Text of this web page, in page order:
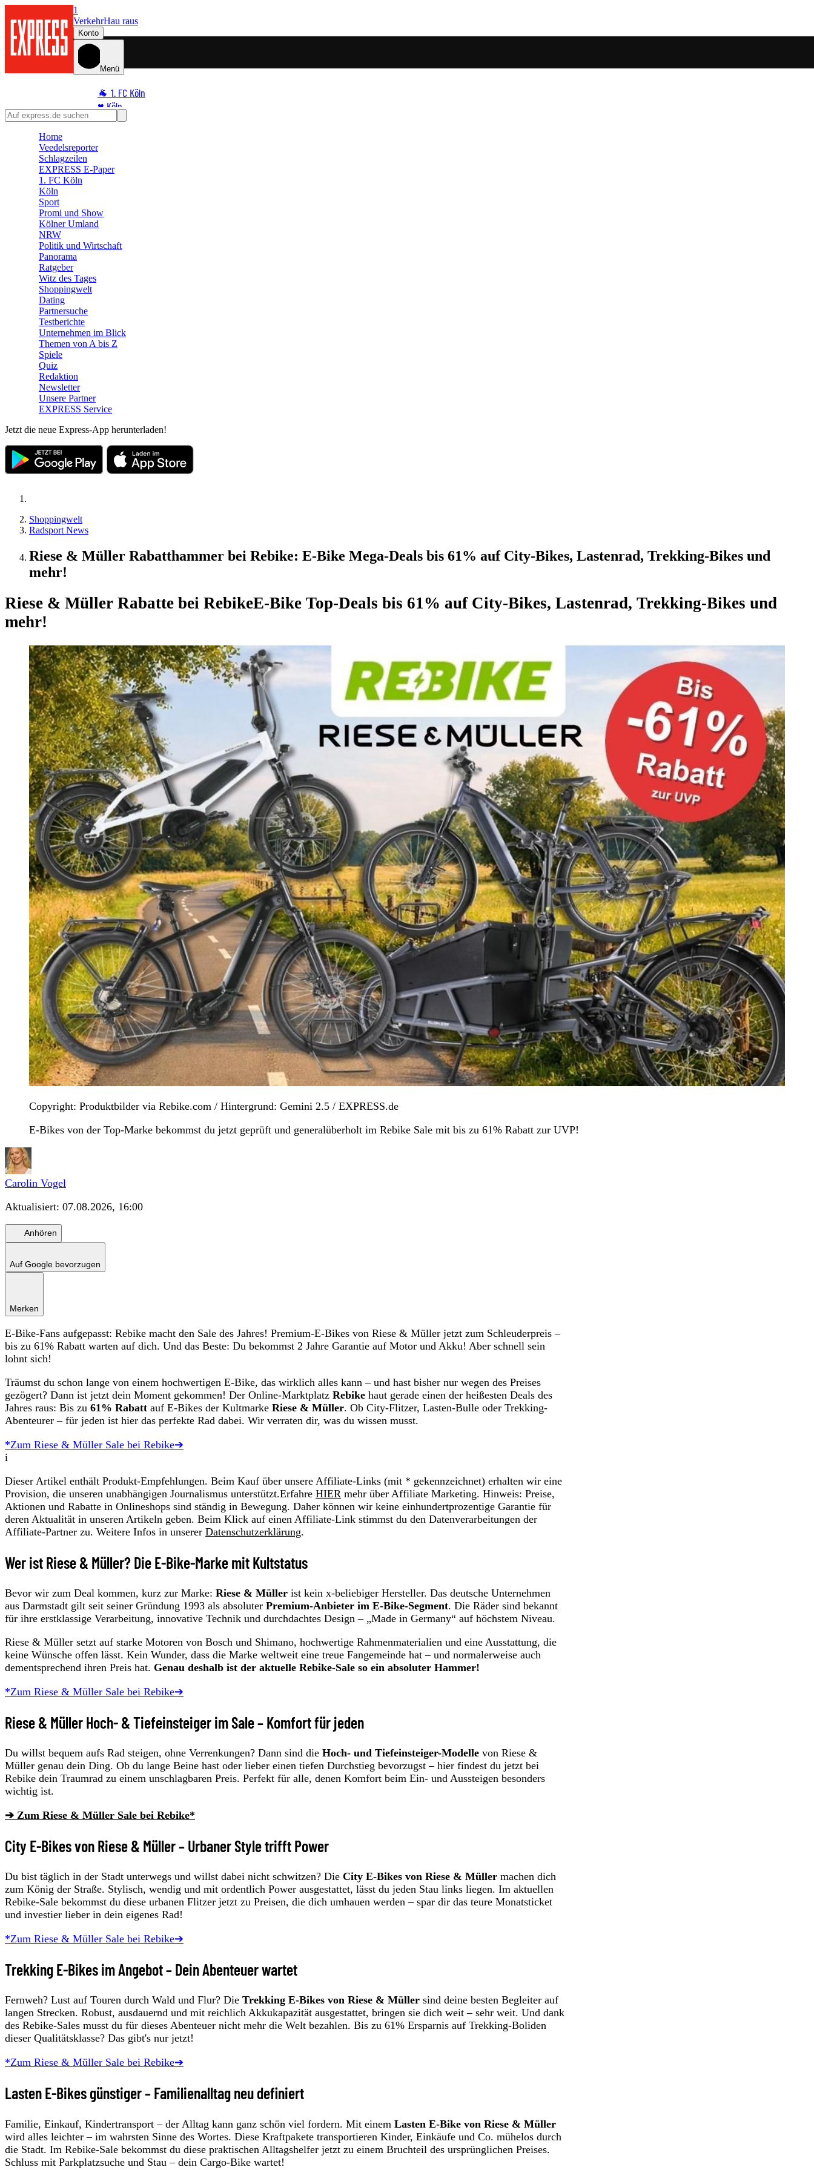
1
VerkehrHau raus
Konto
Menü
🐐 1. FC Köln
♥️ Köln
⭐ Promi
🛒 Shoppingwelt
🧩 Spiele
Home
Veedelsreporter
Schlagzeilen
EXPRESS E-Paper
1. FC Köln
Köln
Sport
Promi und Show
Kölner Umland
NRW
Politik und Wirtschaft
Panorama
Ratgeber
Witz des Tages
Shoppingwelt
Dating
Partnersuche
Testberichte
Unternehmen im Blick
Themen von A bis Z
Spiele
Quiz
Redaktion
Newsletter
Unsere Partner
EXPRESS Service
Jetzt die neue Express-App herunterladen!
Shoppingwelt
Radsport News
Riese & Müller Rabatthammer bei Rebike: E-Bike Mega-Deals bis 61% auf City-Bikes, Lastenrad, Trekking-Bikes und
mehr!
Riese & Müller Rabatte bei RebikeE-Bike Top-Deals bis 61% auf City-Bikes, Lastenrad, Trekking-Bikes und
mehr!
Copyright: Produktbilder via Rebike.com / Hintergrund: Gemini 2.5 / EXPRESS.de
E-Bikes von der Top-Marke bekommst du jetzt geprüft und generalüberholt im Rebike Sale mit bis zu 61% Rabatt zur UVP!
Carolin Vogel
Aktualisiert: 07.08.2026, 16:00
Anhören
Auf Google bevorzugen
Merken
E-Bike-Fans aufgepasst: Rebike macht den Sale des Jahres! Premium-E-Bikes von Riese & Müller jetzt zum Schleuderpreis –
bis zu 61% Rabatt warten auf dich. Und das Beste: Du bekommst 2 Jahre Garantie auf Motor und Akku! Aber schnell sein
lohnt sich!
Träumst du schon lange von einem hochwertigen E-Bike, das wirklich alles kann – und hast bisher nur wegen des Preises
gezögert? Dann ist jetzt dein Moment gekommen! Der Online-Marktplatz Rebike haut gerade einen der heißesten Deals des
Jahres raus: Bis zu 61% Rabatt auf E-Bikes der Kultmarke Riese & Müller. Ob City-Flitzer, Lasten-Bulle oder Trekking-
Abenteurer – für jeden ist hier das perfekte Rad dabei. Wir verraten dir, was du wissen musst.
*Zum Riese & Müller Sale bei Rebike➔
i
Dieser Artikel enthält Produkt-Empfehlungen. Beim Kauf über unsere Affiliate-Links (mit * gekennzeichnet) erhalten wir eine
Provision, die unseren unabhängigen Journalismus unterstützt.Erfahre HIER mehr über Affiliate Marketing. Hinweis: Preise,
Aktionen und Rabatte in Onlineshops sind ständig in Bewegung. Daher können wir keine einhundertprozentige Garantie für
deren Aktualität in unseren Artikeln geben. Beim Klick auf einen Affiliate-Link stimmst du den Datenverarbeitungen der
Affiliate-Partner zu. Weitere Infos in unserer Datenschutzerklärung.
Wer ist Riese & Müller? Die E-Bike-Marke mit Kultstatus
Bevor wir zum Deal kommen, kurz zur Marke: Riese & Müller ist kein x-beliebiger Hersteller. Das deutsche Unternehmen
aus Darmstadt gilt seit seiner Gründung 1993 als absoluter Premium-Anbieter im E-Bike-Segment. Die Räder sind bekannt
für ihre erstklassige Verarbeitung, innovative Technik und durchdachtes Design – „Made in Germany“ auf höchstem Niveau.
Riese & Müller setzt auf starke Motoren von Bosch und Shimano, hochwertige Rahmenmaterialien und eine Ausstattung, die
keine Wünsche offen lässt. Kein Wunder, dass die Marke weltweit eine treue Fangemeinde hat – und normalerweise auch
dementsprechend ihren Preis hat. Genau deshalb ist der aktuelle Rebike-Sale so ein absoluter Hammer!
*Zum Riese & Müller Sale bei Rebike➔
Riese & Müller Hoch- & Tiefeinsteiger im Sale – Komfort für jeden
Du willst bequem aufs Rad steigen, ohne Verrenkungen? Dann sind die Hoch- und Tiefeinsteiger-Modelle von Riese &
Müller genau dein Ding. Ob du lange Beine hast oder lieber einen tiefen Durchstieg bevorzugst – hier findest du jetzt bei
Rebike dein Traumrad zu einem unschlagbaren Preis. Perfekt für alle, denen Komfort beim Ein- und Aussteigen besonders
wichtig ist.
➔ Zum Riese & Müller Sale bei Rebike*
City E-Bikes von Riese & Müller – Urbaner Style trifft Power
Du bist täglich in der Stadt unterwegs und willst dabei nicht schwitzen? Die City E-Bikes von Riese & Müller machen dich
zum König der Straße. Stylisch, wendig und mit ordentlich Power ausgestattet, lässt du jeden Stau links liegen. Im aktuellen
Rebike-Sale bekommst du diese urbanen Flitzer jetzt zu Preisen, die dich umhauen werden – spar dir das teure Monatsticket
und investier lieber in dein eigenes Rad!
*Zum Riese & Müller Sale bei Rebike➔
Trekking E-Bikes im Angebot – Dein Abenteuer wartet
Fernweh? Lust auf Touren durch Wald und Flur? Die Trekking E-Bikes von Riese & Müller sind deine besten Begleiter auf
langen Strecken. Robust, ausdauernd und mit reichlich Akkukapazität ausgestattet, bringen sie dich weit – sehr weit. Und dank
des Rebike-Sales musst du für dieses Abenteuer nicht mehr die Welt bezahlen. Bis zu 61% Ersparnis auf Trekking-Boliden
dieser Qualitätsklasse? Das gibt's nur jetzt!
*Zum Riese & Müller Sale bei Rebike➔
Lasten E-Bikes günstiger – Familienalltag neu definiert
Familie, Einkauf, Kindertransport – der Alltag kann ganz schön viel fordern. Mit einem Lasten E-Bike von Riese & Müller
wird alles leichter – im wahrsten Sinne des Wortes. Diese Kraftpakete transportieren Kinder, Einkäufe und Co. mühelos durch
die Stadt. Im Rebike-Sale bekommst du diese praktischen Alltagshelfer jetzt zu einem Bruchteil des ursprünglichen Preises.
Schluss mit Parkplatzsuche und Stau – dein Cargo-Bike wartet!